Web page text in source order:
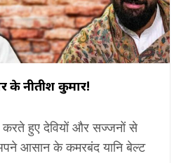
के नीतीश कुमार!
करते हुए देवियों और सज्जनों से
आसान के कमरबंद यानि बेल्ट